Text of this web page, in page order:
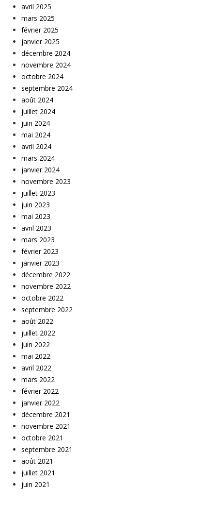
avril 2025
mars 2025
février 2025
janvier 2025
décembre 2024
novembre 2024
octobre 2024
septembre 2024
août 2024
juillet 2024
juin 2024
mai 2024
avril 2024
mars 2024
janvier 2024
novembre 2023
juillet 2023
juin 2023
mai 2023
avril 2023
mars 2023
février 2023
janvier 2023
décembre 2022
novembre 2022
octobre 2022
septembre 2022
août 2022
juillet 2022
juin 2022
mai 2022
avril 2022
mars 2022
février 2022
janvier 2022
décembre 2021
novembre 2021
octobre 2021
septembre 2021
août 2021
juillet 2021
juin 2021